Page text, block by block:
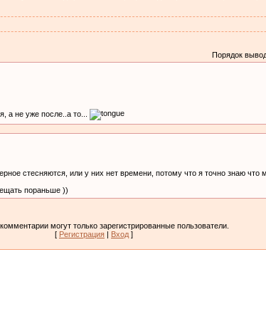
Порядок
а не уже после..а то...
стесняются, или у них нет времени, потому что я точно знаю
пораньше ))
могут только зарегистрированные пользователи.
[ Регистрация | Вход ]